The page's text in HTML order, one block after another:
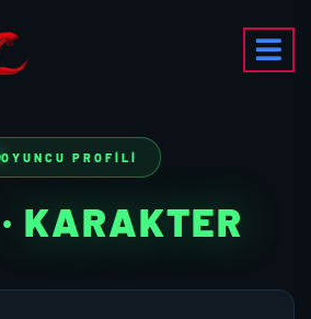
OYUNCU PROFILI
· KARAKTER